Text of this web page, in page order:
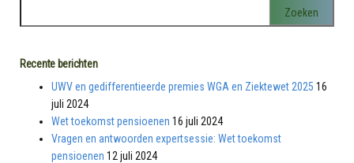
Recente berichten
UWV en gedifferentieerde premies WGA en Ziektewet 2025 16
juli 2024
Wet toekomst pensioenen 16 juli 2024
Vragen en antwoorden expertsessie: Wet toekomst
pensioenen 12 juli 2024